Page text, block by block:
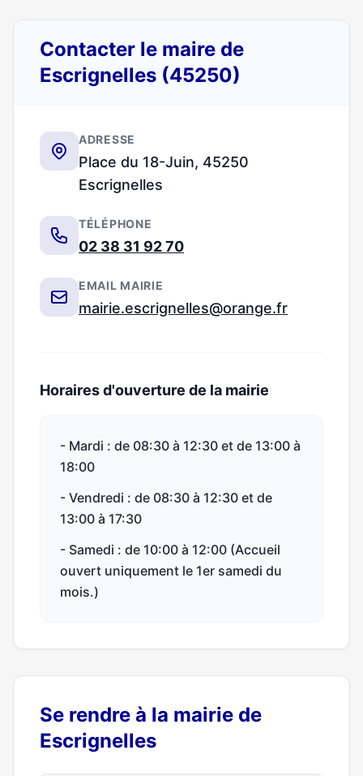
Contacter le maire de
Escrignelles (45250)
ADRESSE
Place du 18-Juin, 45250
Escrignelles
TÉLÉPHONE
02 38 31 92 70
EMAIL MAIRIE
mairie.escrignelles@orange.fr
Horaires d'ouverture de la mairie
- Mardi : de 08:30 à 12:30 et de 13:00 à
18:00
- Vendredi : de 08:30 à 12:30 et de
13:00 à 17:30
- Samedi : de 10:00 à 12:00 (Accueil
ouvert uniquement le 1er samedi du
mois.)
Se rendre à la mairie de
Escrignelles